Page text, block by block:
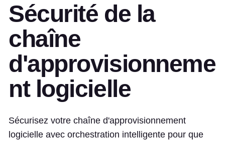
Sécurité de la
chaîne
d'approvisionneme
nt logicielle
Sécurisez votre chaîne d'approvisionnement
logicielle avec orchestration intelligente pour que